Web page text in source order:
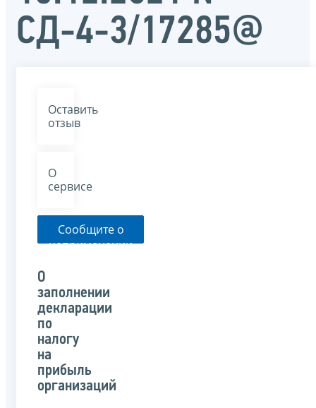
СД-4-3/17285@
Оставить
отзыв
О
сервисе
Сообщите о
неприменении
указанного
письма
О
заполнении
декларации
по
налогу
на
прибыль
организаций